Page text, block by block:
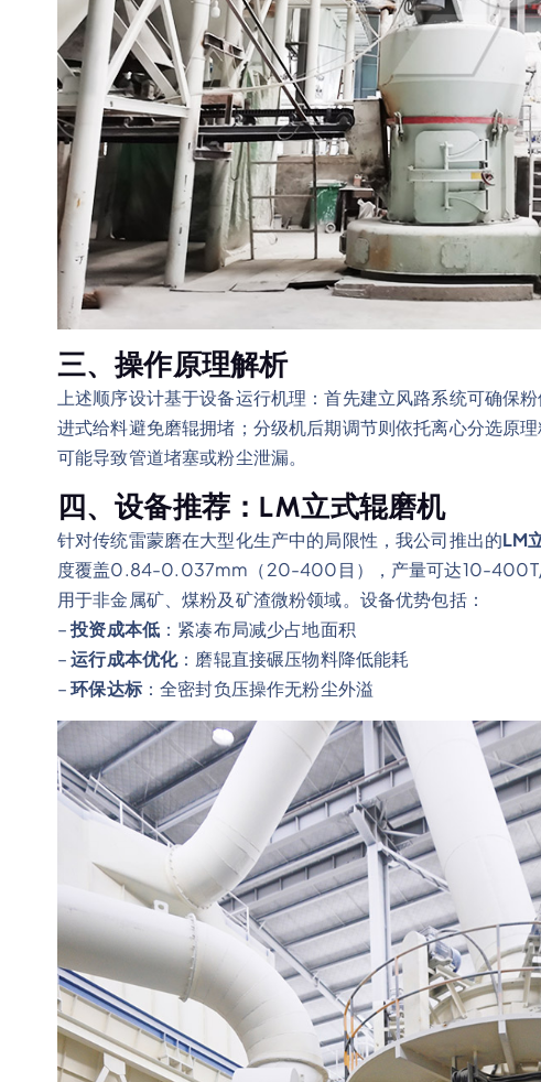
三、操作原理解析
上述顺序设计基于设备运行机理：首先建立风路系统可确保
进式给料避免磨辊拥堵；分级机后期调节则依托离心分选原
可能导致管道堵塞或粉尘泄漏。
四、设备推荐：LM立式辊磨机
针对传统雷蒙磨在大型化生产中的局限性，我公司推出的LM
度覆盖0.84-0.037mm（20-400目），产量可达10-400T/
用于非金属矿、煤粉及矿渣微粉领域。设备优势包括：
–投资成本低 ：紧凑布局减少占地面积
–运行成本优化：磨辊直接碾压物料降低能耗
–环保达标：全密封负压操作无粉尘外溢